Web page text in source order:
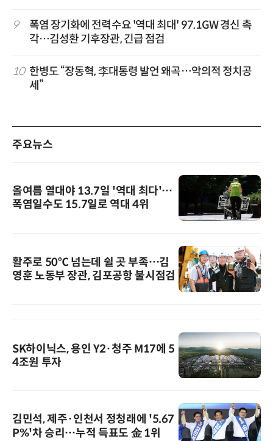
9
폭염 장기화에 전력수요 '역대 최대' 97.1GW 경신 촉
각…김성환 기후장관, 긴급 점검
10 한병도 “장동혁, 李대통령 발언 왜곡…악의적 정치공
세”
주요뉴스
올여름 열대야 13.7일 '역대 최다'…
폭염일수도 15.7일로 역대 4위
활주로 50℃ 넘는데 쉴 곳 부족…김
영훈 노동부 장관, 김포공항 불시점검
SK하이닉스, 용인 Y2·청주 M17에 5
4조원 투자
김민석, 제주·인천서 정청래에 '5.67
P%'차 승리…누적 득표도 金 1위